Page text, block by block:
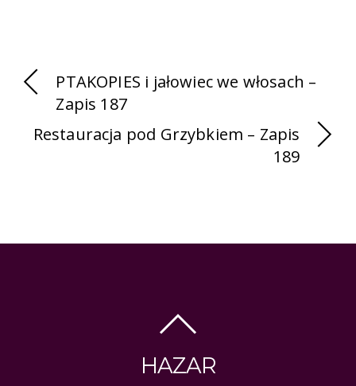
PTAKOPIES i jałowiec we włosach –
Zapis 187
Restauracja pod Grzybkiem – Zapis
189
HAZAR